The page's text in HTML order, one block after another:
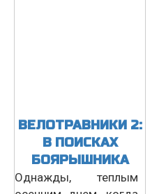
ВЕЛОТРАВНИКИ 2:
В ПОИСКАХ
БОЯРЫШНИКА
Однажды, теплым